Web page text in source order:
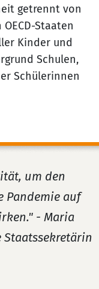
getrennt von
Staaten
Kinder und
Schulen,
Schülerinnen
um den
Pandemie auf
- Maria